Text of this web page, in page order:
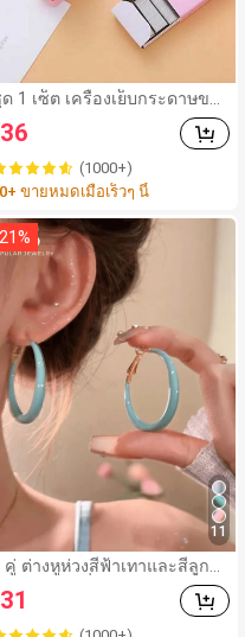
1 เซ็ต เครื่องเย็บกระดาษขน
าด 3.9 x 2.7 เซนติเมตร สีสุ่ม มา
อมลวด เครื่องเย็บกระดาษชื่อ
Morandi สำหรับโต๊ะ น่ารัก สำห
ใช้ในออฟฟิศ ห้องเรียน ที่บ้าน
เอกสารจำนวนมาก บรรจุภัณ
สู่โรงเรียน อุปกรณ์การเรียน
36
(1000+)
ขายหมดเมื่อเร็วๆ นี้
11
21%
คู่ ต่างหูห่วงสีฟ้าเทาและสีลูกก
วาดสุดหรู เครื่องประดับแฟชั่น
หรับผู้หญิง/เด็กผู้หญิง ต่างหูเค
รื่องประดับหรูหรา
31